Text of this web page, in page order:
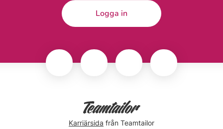
Logga in
Karriärsida från Teamtailor